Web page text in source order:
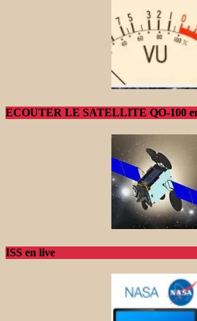
ECOUTER LE SATELLITE QO-100
ISS en live